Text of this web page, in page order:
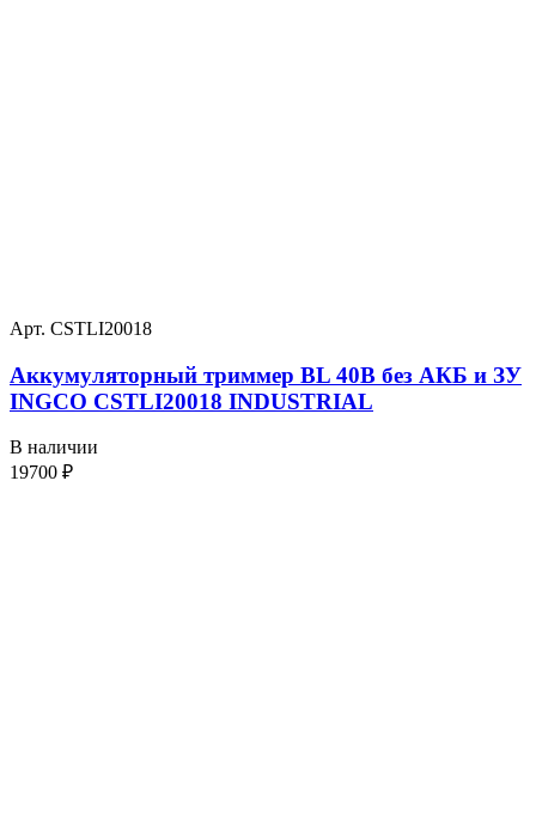
Арт. CSTLI20018
Аккумуляторный триммер BL 40В без АКБ и ЗУ
INGCO CSTLI20018 INDUSTRIAL
В наличии
19700 ₽